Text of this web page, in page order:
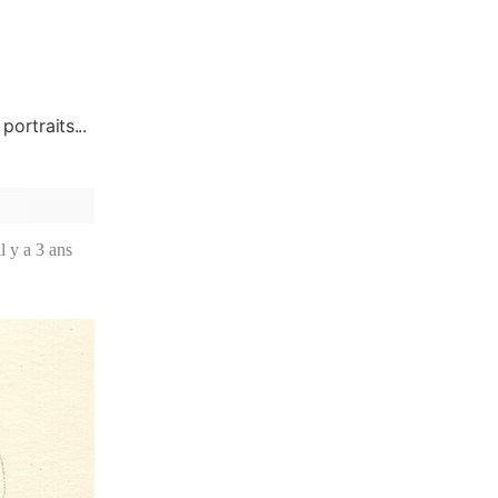
portraits...
y a 3 ans